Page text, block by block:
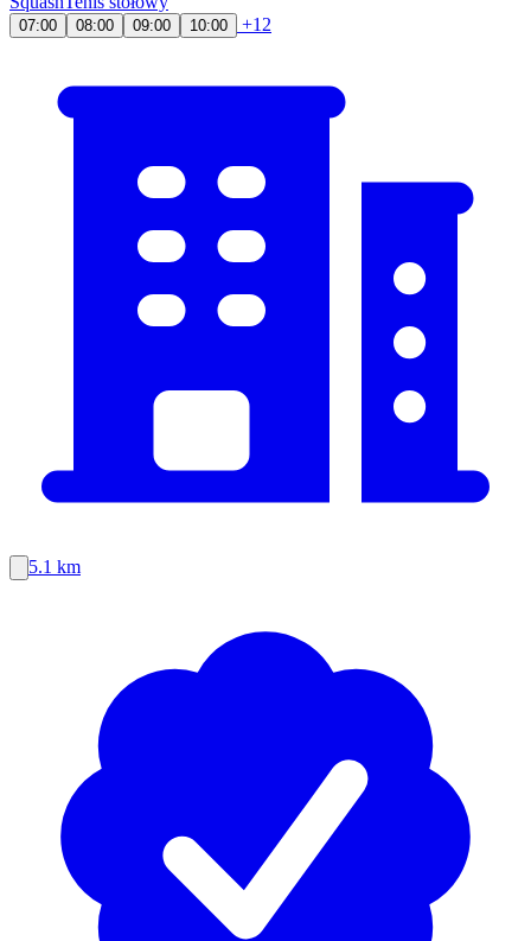
07:00 08:00 09:00 10:00 +12
5.1 km